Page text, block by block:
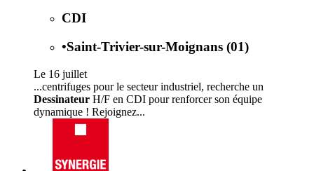
CDI
•Saint-Trivier-sur-Moignans (01)
Le 16 juillet
...centrifuges pour le secteur industriel, recherche un
Dessinateur H/F en CDI pour renforcer son équipe
dynamique ! Rejoignez...